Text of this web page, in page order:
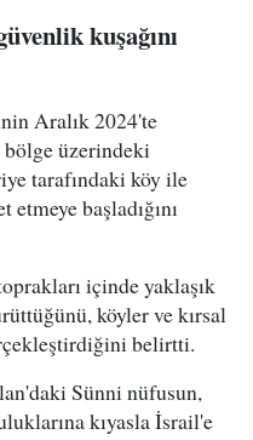
kuşağını
Aralık 2024'te
üzerindeki
tarafındaki köy ile
etmeye başladığını
içinde yaklaşık
köyler ve kırsal
belirtti.
Sünni nüfusun,
kıyasla İsrail'e